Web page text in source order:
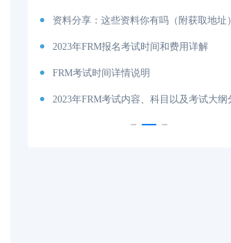
资料分享：这些资料你有吗（附获取地址
2023年FRM报名考试时间和费用详解
FRM考试时间详情说明
2023年FRM考试内容、科目以及考试大纲